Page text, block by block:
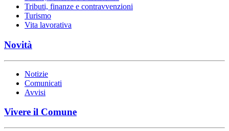
Tributi, finanze e contravvenzioni
Turismo
Vita lavorativa
Novità
Notizie
Comunicati
Avvisi
Vivere il Comune